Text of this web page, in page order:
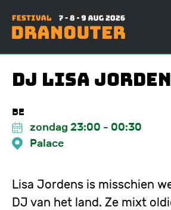
de
inhoud
gaan
DJ Lisa
BE
zondag 23:00 - 00:30
Palace
Lisa Jordens is misschien
DJ van het land. Ze mixt